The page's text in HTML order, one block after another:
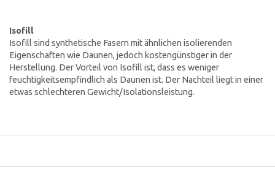
Isofill
Isofill sind synthetische Fasern mit ähnlichen isolierenden
Eigenschaften wie Daunen, jedoch kostengünstiger in der
Herstellung. Der Vorteil von Isofill ist, dass es weniger
feuchtigkeitsempfindlich als Daunen ist. Der Nachteil liegt in einer
etwas schlechteren Gewicht/Isolationsleistung.